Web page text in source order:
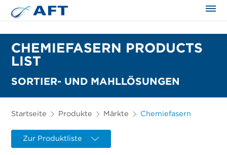
CHEMIEFASERN PRODUCTS
LIST
SORTIER- UND MAHLLÖSUNGEN
Startseite Produkte Märkte Chemiefasern
Zur Produktliste